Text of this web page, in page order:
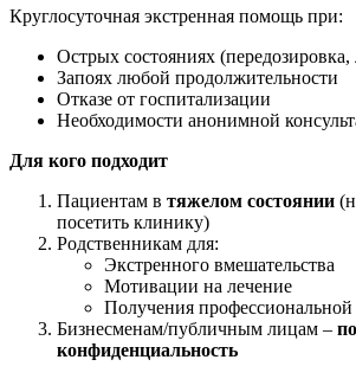
Круглосуточная экстренная помощь при:
Острых состояниях (передозировка,
Запоях любой продолжительности
Отказе от госпитализации
Необходимости анонимной
Для кого подходит
Пациентам в тяжелом состоянии
посетить клинику)
Родственникам для:
Экстренного вмешательства
Мотивации на лечение
Получения
Бизнесменам/публичным лицам –
конфиденциальность